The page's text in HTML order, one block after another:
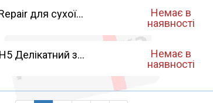
для сухої...
Немає в
наявності
Делікатний з...
Немає в
наявності